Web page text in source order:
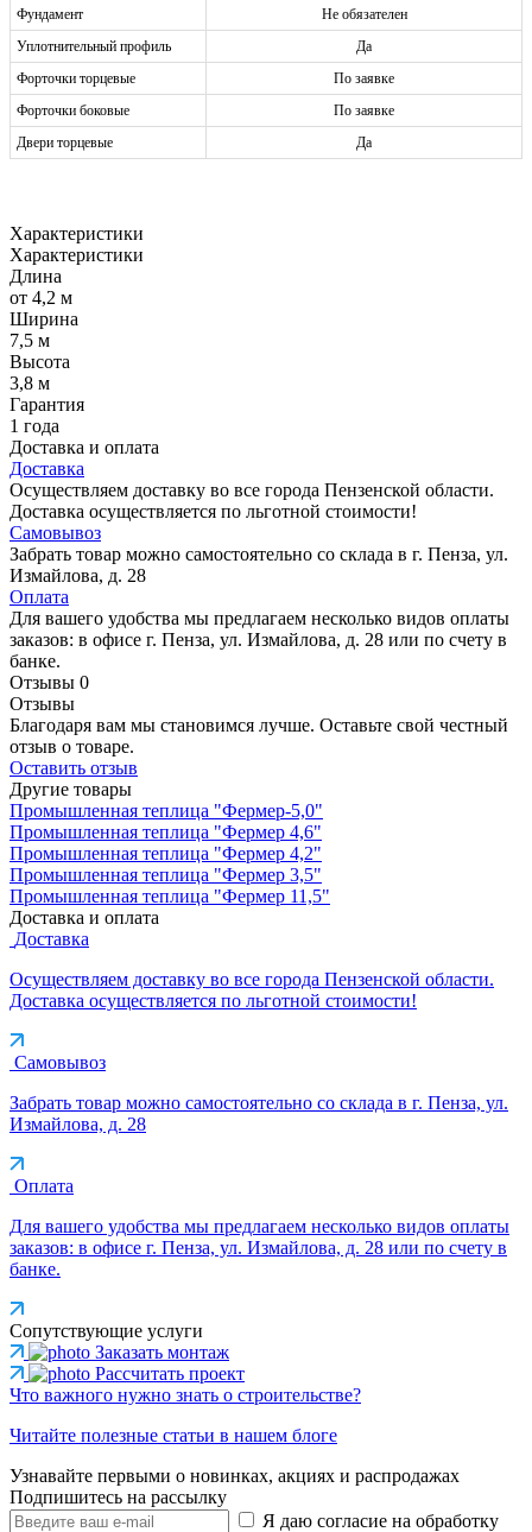
Фундамент
Не обязателен
Уплотнительный профиль
Да
Форточки торцевые
По заявке
Форточки боковые
По заявке
Двери торцевые
Да
Характеристики
Характеристики
Длина
от 4,2 м
Ширина
7,5 м
Высота
3,8 м
Гарантия
1 года
Доставка и оплата
Доставка
Осуществляем доставку во все города Пензенской области.
Доставка осуществляется по льготной стоимости!
Самовывоз
Забрать товар можно самостоятельно со склада в г. Пенза, ул.
Измайлова, д. 28
Оплата
Для вашего удобства мы предлагаем несколько видов оплаты
заказов: в офисе г. Пенза, ул. Измайлова, д. 28 или по счету в
банке.
Отзывы 0
Отзывы
Благодаря вам мы становимся лучше. Оставьте свой честный
отзыв о товаре.
Оставить отзыв
Другие товары
Промышленная теплица "Фермер-5,0"
Промышленная теплица "Фермер 4,6"
Промышленная теплица "Фермер 4,2"
Промышленная теплица "Фермер 3,5"
Промышленная теплица "Фермер 11,5"
Доставка и оплата
Доставка
Осуществляем доставку во все города Пензенской области.
Доставка осуществляется по льготной стоимости!
Самовывоз
Забрать товар можно самостоятельно со склада в г. Пенза, ул.
Измайлова, д. 28
Оплата
Для вашего удобства мы предлагаем несколько видов оплаты
заказов: в офисе г. Пенза, ул. Измайлова, д. 28 или по счету в
банке.
Сопутствующие услуги
Заказать монтаж
Рассчитать проект
Что важного нужно знать о строительстве?
Читайте полезные статьи в нашем блоге
Узнавайте первыми о новинках, акциях и распродажах
Подпишитесь на рассылку
Я даю согласие на обработку